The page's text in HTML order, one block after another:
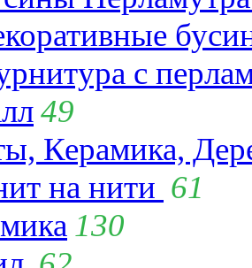
с
49
Керамика,
на нити 61
130